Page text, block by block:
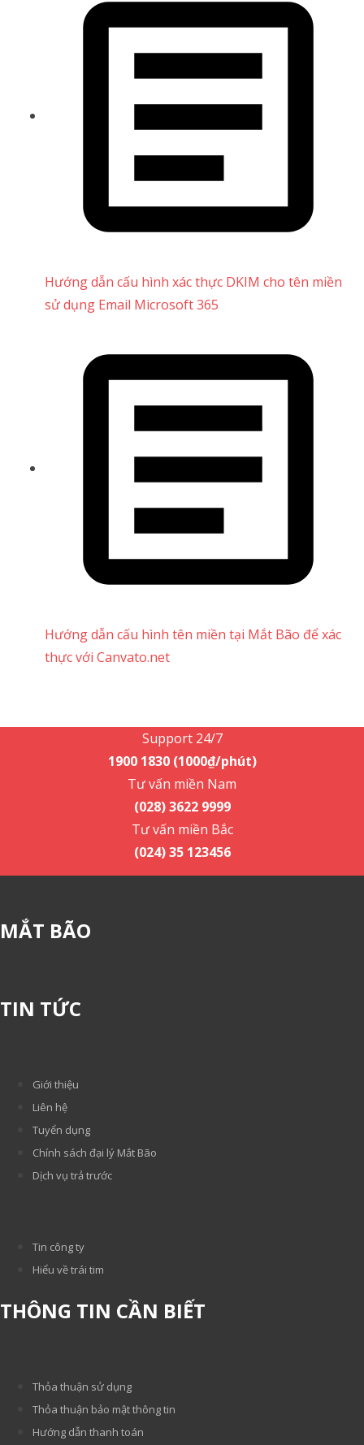
Hướng dẫn cấu hình xác thực DKIM cho tên miền
sử dụng Email Microsoft 365
Hướng dẫn cấu hình tên miền tại Mắt Bão để xác
thực với Canvato.net
Support 24/7
1900 1830 (1000₫/phút)
Tư vấn miền Nam
(028) 3622 9999
Tư vấn miền Bắc
(024) 35 123456
MẮT BÃO
TIN TỨC
Giới thiệu
Liên hệ
Tuyển dụng
Chính sách đại lý Mắt Bão
Dịch vụ trả trước
Tin công ty
Hiểu về trái tim
THÔNG TIN CẦN BIẾT
Thỏa thuận sử dụng
Thỏa thuận bảo mật thông tin
Hướng dẫn thanh toán